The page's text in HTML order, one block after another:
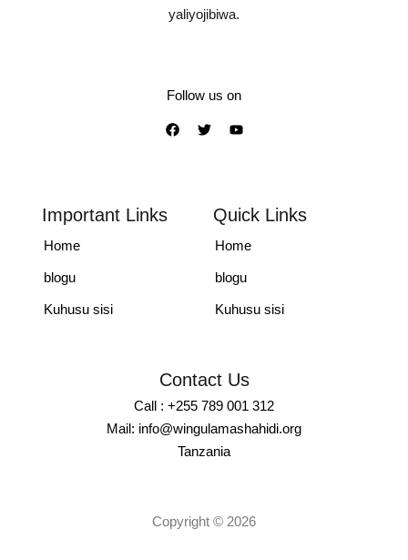
yaliyojibiwa.
Follow us on
Important Links
Home
blogu
Kuhusu sisi
Quick Links
Home
blogu
Kuhusu sisi
Contact Us
Call : +255 789 001 312
Mail: info@wingulamashahidi.org
Tanzania
Copyright © 2026